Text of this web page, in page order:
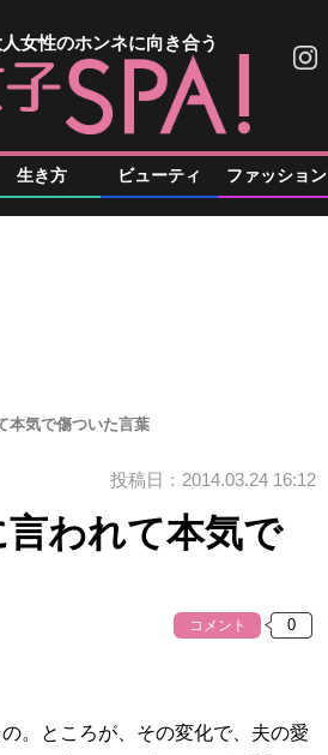
女性のホンネに向き合う
生き方 ビューティ ファッション
気で傷ついた言葉
投稿日：2014.03.24 16:12
われて本気で
コメント
。ところが、その変化で、夫の愛